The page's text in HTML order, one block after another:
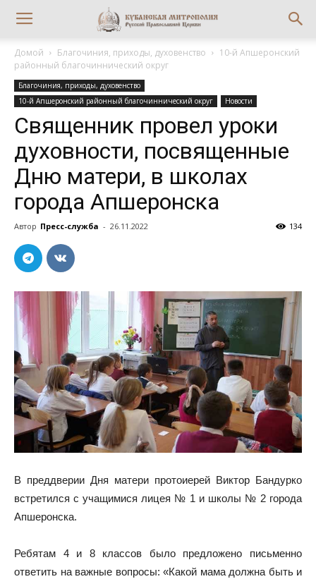
Домой Благочиния, приходы, духовенство
10-й Апшеронский
районный благочиннический округ
Благочиния, приходы, духовенство
10-й Апшеронский районный благочиннический округ
Новости
Священник провел уроки
духовности, посвященные
Дню матери, в школах
города Апшеронска
Автор Пресс-служба - 26.11.2022 134
В преддверии Дня матери протоиерей Виктор Бандурко
встретился с учащимися лицея № 1 и школы № 2 города
Апшеронска.
Ребятам 4 и 8 классов было предложено письменно
ответить на важные вопросы: «Какой мама должна быть и